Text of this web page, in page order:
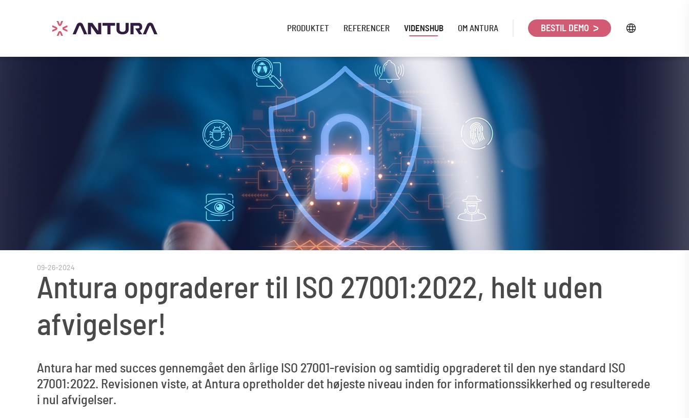
PRODUKTET REFERENCER VIDENSHUB OM ANTURA BESTIL DEMO
09-26-2024
Antura opgraderer til ISO 27001:2022, helt uden
afvigelser!
Antura har med succes gennemgået den årlige ISO 27001-revision og samtidig opgraderet til den nye standard ISO
27001:2022. Revisionen viste, at Antura opretholder det højeste niveau inden for informationssikkerhed og resulterede
i nul afvigelser.